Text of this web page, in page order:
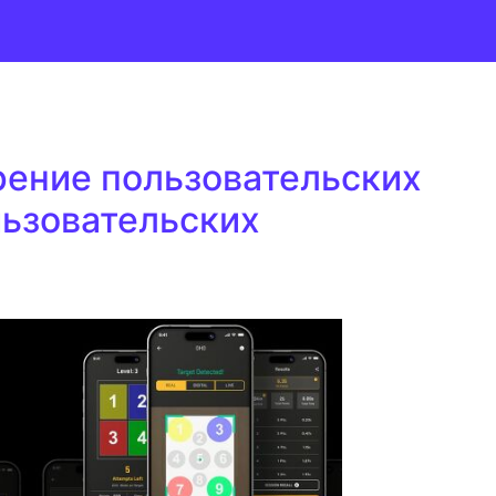
пользовательских